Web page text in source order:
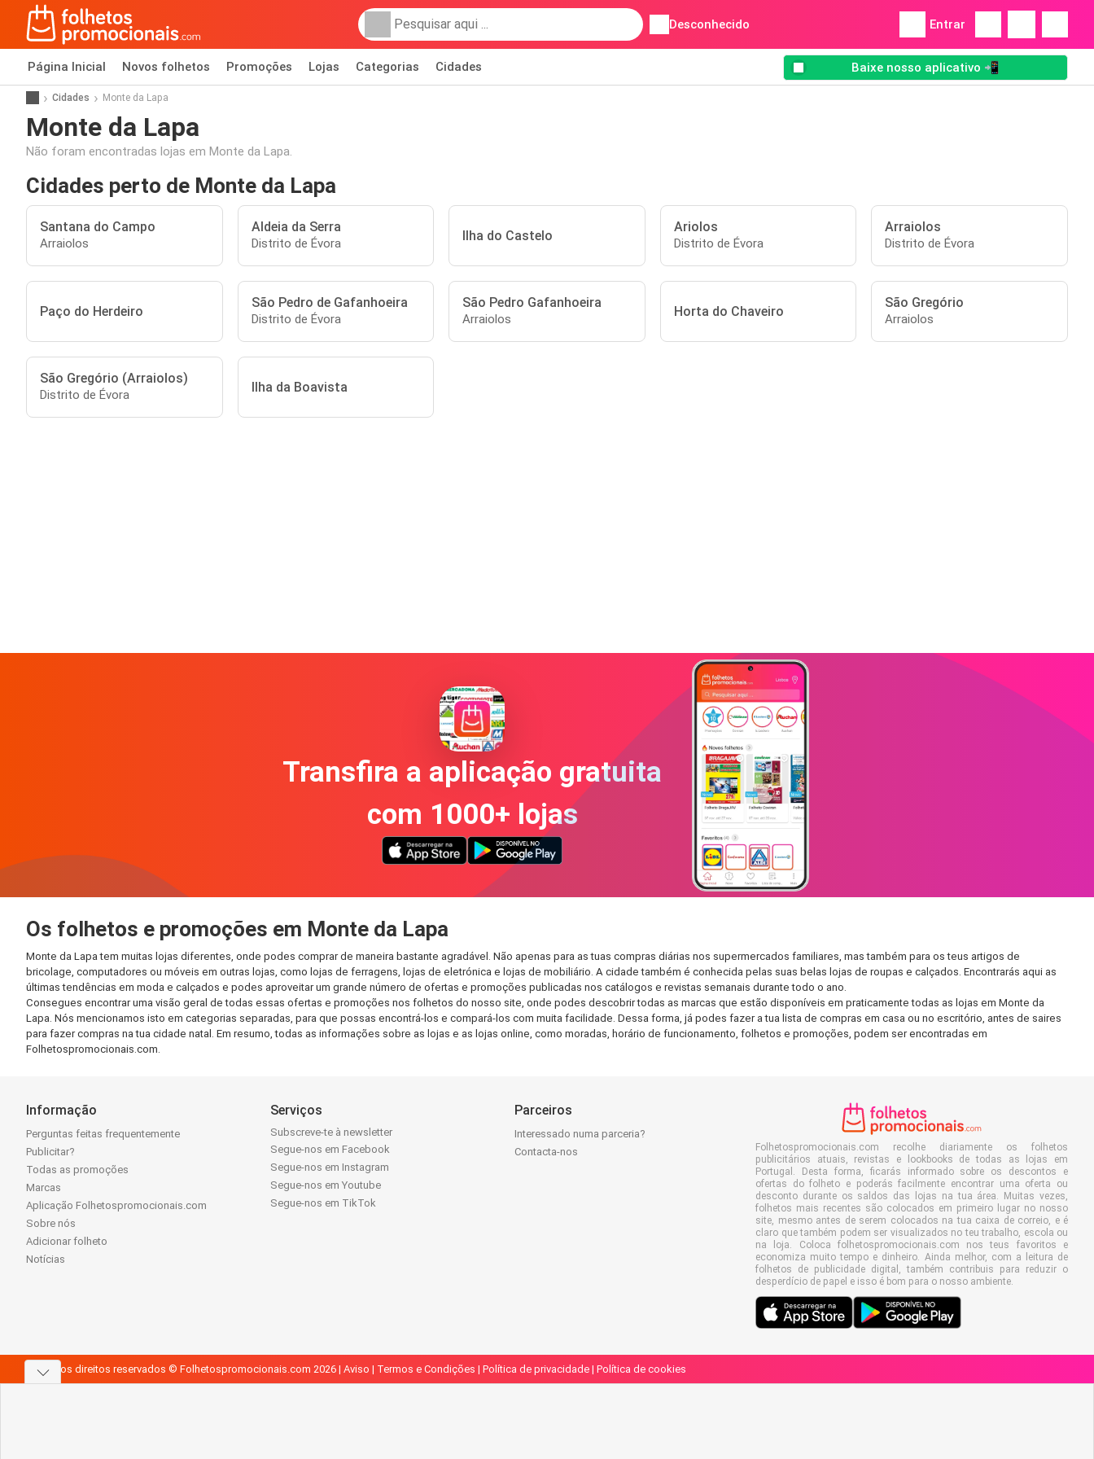
Desconhecido Entrar
Página Inicial Novos folhetos Promoções Lojas Categorias Cidades Baixe nosso aplicativo 📲
Cidades Monte da Lapa
Monte da Lapa
Não foram encontradas lojas em Monte da Lapa.
Cidades perto de Monte da Lapa
Santana do Campo
Arraiolos
Aldeia da Serra
Distrito de Évora Ilha do Castelo
Ariolos
Distrito de Évora
Arraiolos
Distrito de Évora
Paço do Herdeiro
São Pedro de Gafanhoeira
Distrito de Évora
São Pedro Gafanhoeira
Arraiolos Horta do Chaveiro
São Gregório
Arraiolos
São Gregório (Arraiolos)
Distrito de Évora Ilha da Boavista
Transfira a aplicação gratuita
com 1000+ lojas
Os folhetos e promoções em Monte da Lapa
Monte da Lapa tem muitas lojas diferentes, onde podes comprar de maneira bastante agradável. Não apenas para as tuas compras diárias nos supermercados familiares, mas também para os teus artigos de
bricolage, computadores ou móveis em outras lojas, como lojas de ferragens, lojas de eletrónica e lojas de mobiliário. A cidade também é conhecida pelas suas belas lojas de roupas e calçados. Encontrarás aqui as
últimas tendências em moda e calçados e podes aproveitar um grande número de ofertas e promoções publicadas nos catálogos e revistas semanais durante todo o ano.
Consegues encontrar uma visão geral de todas essas ofertas e promoções nos folhetos do nosso site, onde podes descobrir todas as marcas que estão disponíveis em praticamente todas as lojas em Monte da
Lapa. Nós mencionamos isto em categorias separadas, para que possas encontrá-los e compará-los com muita facilidade. Dessa forma, já podes fazer a tua lista de compras em casa ou no escritório, antes de saires
para fazer compras na tua cidade natal. Em resumo, todas as informações sobre as lojas e as lojas online, como moradas, horário de funcionamento, folhetos e promoções, podem ser encontradas em
Folhetospromocionais.com.
Informação
Perguntas feitas frequentemente
Publicitar?
Todas as promoções
Marcas
Aplicação Folhetospromocionais.com
Sobre nós
Adicionar folheto
Notícias
Serviços
Subscreve-te à newsletter
Segue-nos em Facebook
Segue-nos em Instagram
Segue-nos em Youtube
Segue-nos em TikTok
Parceiros
Interessado numa parceria?
Contacta-nos
Folhetospromocionais.com recolhe diariamente os folhetos
publicitários atuais, revistas e lookbooks de todas as lojas em
Portugal. Desta forma, ficarás informado sobre os descontos e
ofertas do folheto e poderás facilmente encontrar uma oferta ou
desconto durante os saldos das lojas na tua área. Muitas vezes,
folhetos mais recentes são colocados em primeiro lugar no nosso
site, mesmo antes de serem colocados na tua caixa de correio, e é
claro que também podem ser visualizados no teu trabalho, escola ou
na loja. Coloca folhetospromocionais.com nos teus favoritos e
economiza muito tempo e dinheiro. Ainda melhor, com a leitura de
folhetos de publicidade digital, também contribuis para reduzir o
desperdício de papel e isso é bom para o nosso ambiente.
Todos os direitos reservados © Folhetospromocionais.com 2026 | Aviso | Termos e Condições | Política de privacidade | Política de cookies